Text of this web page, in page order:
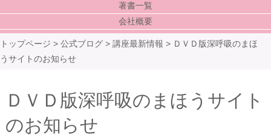
著書一覧
会社概要
トップページ > 公式ブログ > 講座最新情報 > ＤＶＤ版深呼吸のまほ
うサイトのお知らせ
ＤＶＤ版深呼吸のまほうサイト
のお知らせ